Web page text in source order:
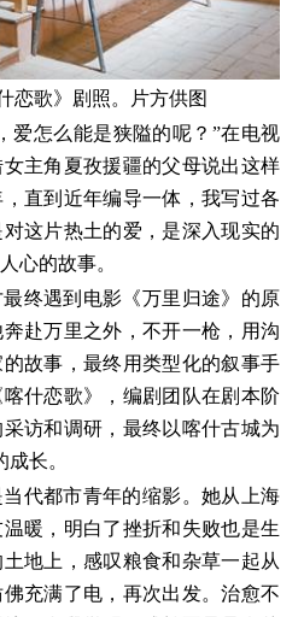
恋歌》剧照。片方供图
爱怎么能是狭隘的呢？”在电视
主角夏孜援疆的父母说出这样
直到近年编导一体，我写过各
这片热土的爱，是深入现实的
心的故事。
终遇到电影《万里归途》的原
赴万里之外，不开一枪，用沟
故事，最终用类型化的叙事手
什恋歌》，编剧团队在剧本阶
访和调研，最终以喀什古城为
长。
代都市青年的缩影。她从上海
暖，明白了挫折和失败也是生
地上，感叹粮食和杂草一起从
充满了电，再次出发。治愈不